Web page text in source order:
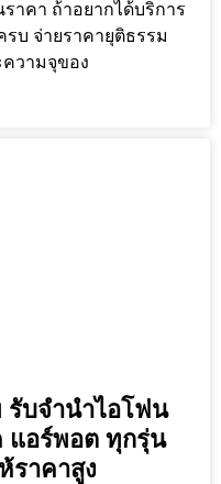
าคา ถ้าอยากได้บริการ
บ จ่ายราคายุติธรรม
วามจุของ
รับจำนำไอโฟน
แอร์พอต ทุกรุ่น
ราคาสูง